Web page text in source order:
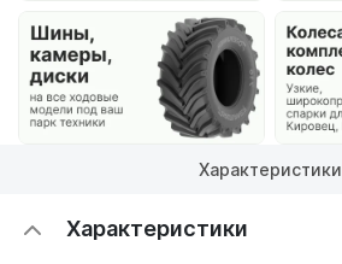
Характеристики
Характеристики